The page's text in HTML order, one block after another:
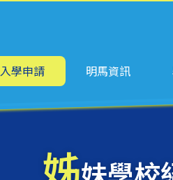
入學申請 明馬資訊
姊